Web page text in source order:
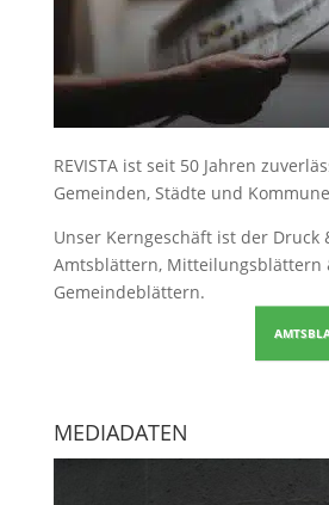
REVISTA ist seit 50 Jahren
Gemeinden, Städte und
Unser Kerngeschäft ist der Druck
Amtsblättern, Mitteilungsblättern
Gemeindeblättern.
MEDIADATEN